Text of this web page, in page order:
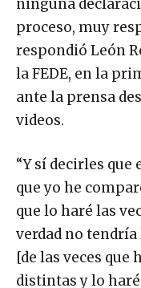
proceso, muy
respondió León
la FEDE, en la
ante la prensa
videos.
“Y sí decirles que
que yo he
que lo haré las
verdad no
[de las veces que
distintas y lo